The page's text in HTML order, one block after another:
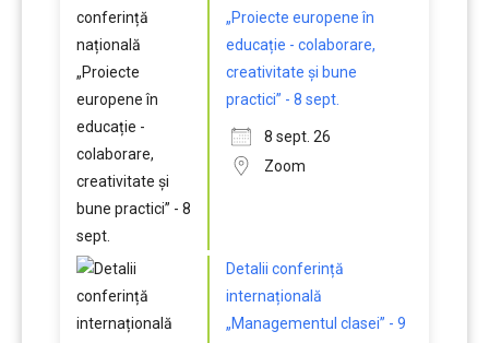
„Proiecte europene în
educație - colaborare,
creativitate și bune
practici” - 8 sept.
8 sept. 26
Zoom
Detalii conferință
internațională
„Managementul clasei” - 9